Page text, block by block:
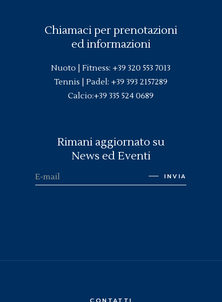
Chiamaci per prenotazioni
ed informazioni
Nuoto |Fitness:+39 320 553 7013
Tennis | Padel:+39 393 2157289
Calcio:+39 335 524 0689
Rimani aggiornato su
News ed Eventi
INVIA